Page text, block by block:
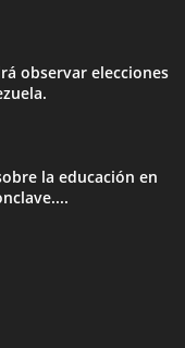
observar elecciones
la educación en